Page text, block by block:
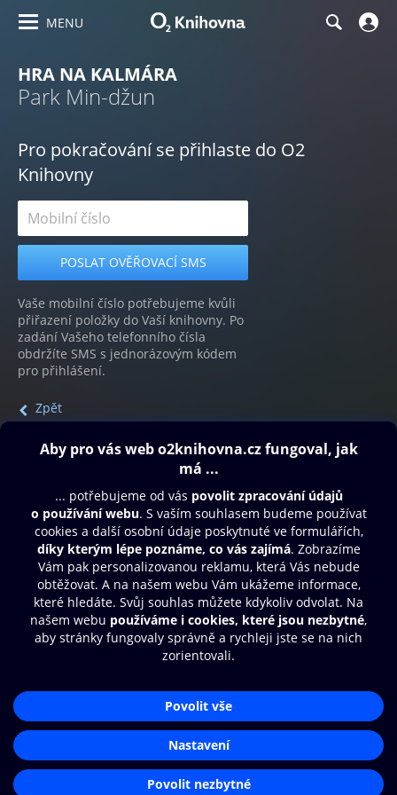
MENU
HRA NA KALMÁRA
Park Min-džun
Pro pokračování se přihlaste do O2
Knihovny
Vaše mobilní číslo potřebujeme kvůli
přiřazení položky do Vaší knihovny. Po
zadání Vašeho telefonního čísla
obdržíte SMS s jednorázovým kódem
pro přihlášení.
Zpět
Obsah ke stažení
Moje O2 Knihovna
Další zábava
© O2 Czech Republic a.s.
Přístupnost
Zásady zpracování osobních údajů
Nastavení cookies
Aplikace O2 Knihovna
Čti a poslouchej své e-knihy a
audioknihy rychleji a pohodlněji.